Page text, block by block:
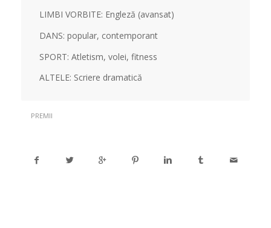
LIMBI VORBITE: Engleză (avansat)
DANS: popular, contemporant
SPORT: Atletism, volei, fitness
ALTELE: Scriere dramatică
PREMII